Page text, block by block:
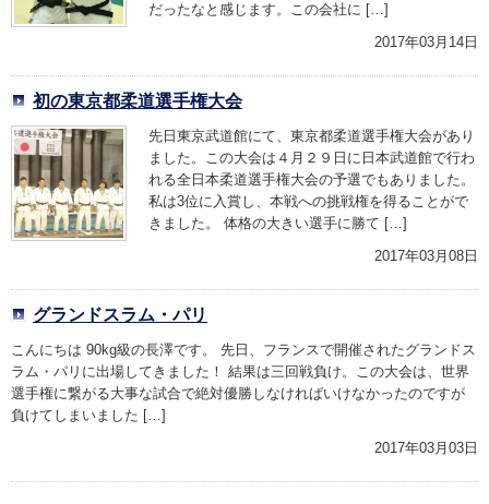
だったなと感じます。この会社に […]
2017年03月14日
初の東京都柔道選手権大会
先日東京武道館にて、東京都柔道選手権大会があり
ました。この大会は４月２９日に日本武道館で行わ
れる全日本柔道選手権大会の予選でもありました。
私は3位に入賞し、本戦への挑戦権を得ることがで
きました。 体格の大きい選手に勝て […]
2017年03月08日
グランドスラム・パリ
こんにちは 90kg級の長澤です。 先日、フランスで開催されたグランドス
ラム・パリに出場してきました！ 結果は三回戦負け。この大会は、世界
選手権に繋がる大事な試合で絶対優勝しなければいけなかったのですが
負けてしまいました […]
2017年03月03日